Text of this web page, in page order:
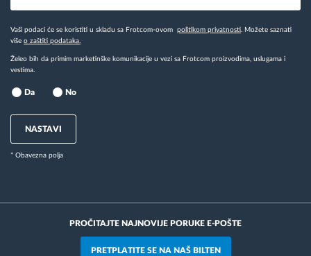
Vaši podaci će se koristiti u skladu sa Frotcom-ovom politikom privatnosti . Možete saznati
više o zaštiti podataka.
Želeo bih da primim marketinške komunikacije u vezi sa Frotcom proizvodima, uslugama i
vestima.
Da No
NASTAVI
* Obavezna polja
PROČITAJTE NAJNOVIJE PORUKE E-POŠTE
PRETPLATITE SE NA NAŠ BILTEN